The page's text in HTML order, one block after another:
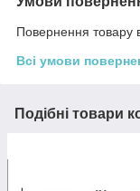
Повернення товару
Всі умови
Подібні товари